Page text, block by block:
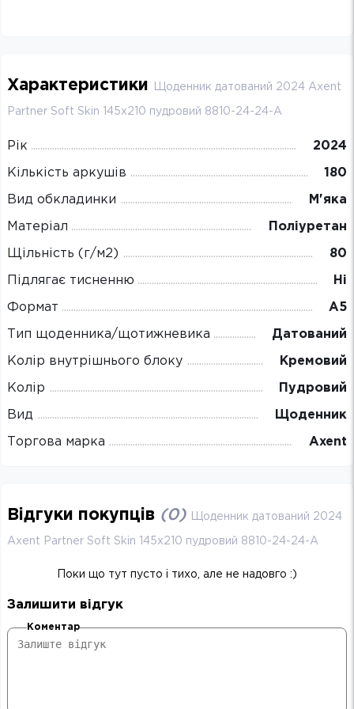
Характеристики Щоденник датований 2024 Axent
Partner Soft Skin 145х210 пудровий 8810-24-24-A
Рік 2024
Кількість аркушів 180
Вид обкладинки М'яка
Матеріал Поліуретан
Щільність (г/м2) 80
Підлягає тисненню Ні
Формат А5
Тип щоденника/щотижневика Датований
Колір внутрішнього блоку Кремовий
Колір Пудровий
Вид Щоденник
Торгова марка Axent
Відгуки покупців (0) Щоденник датований 2024
Axent Partner Soft Skin 145х210 пудровий 8810-24-24-A
Поки що тут пусто і тихо, але не надовго :)
Залишити відгук
Коментар